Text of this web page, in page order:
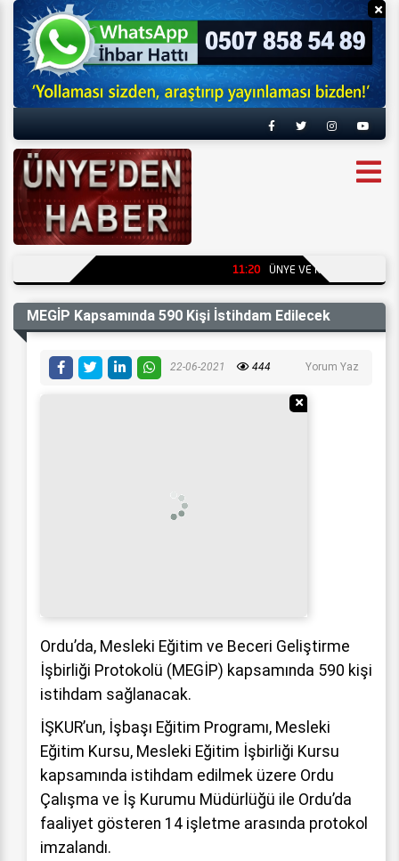
Reklamı Gizle
11:20 ÜNYE VE KUMRU’DA
MEGİP Kapsamında 590 Kişi İstihdam Edilecek
22-06-2021 444 Yorum Yaz
Ordu’da, Mesleki Eğitim ve Beceri Geliştirme
İşbirliği Protokolü (MEGİP) kapsamında 590 kişi
istihdam sağlanacak.
İŞKUR’un, İşbaşı Eğitim Programı, Mesleki
Eğitim Kursu, Mesleki Eğitim İşbirliği Kursu
kapsamında istihdam edilmek üzere Ordu
Çalışma ve İş Kurumu Müdürlüğü ile Ordu’da
faaliyet gösteren 14 işletme arasında protokol
imzalandı.